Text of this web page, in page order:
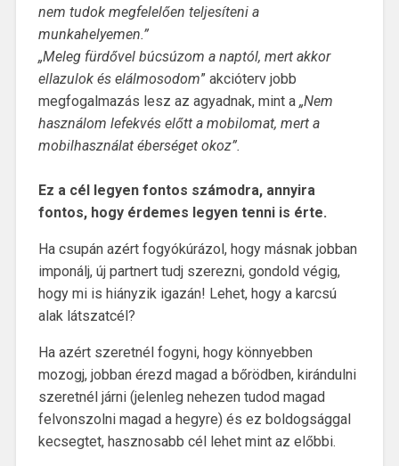
nem tudok megfelelően teljesíteni a
munkahelyemen.”
„Meleg fürdővel búcsúzom a naptól, mert akkor
ellazulok és elálmosodom” akcióterv jobb
megfogalmazás lesz az agyadnak, mint a„Nem
használom lefekvés előtt a mobilomat, mert a
mobilhasználat éberséget okoz”.
Ez a cél legyen fontos számodra, annyira
fontos, hogy érdemes legyen tenni is érte.
Ha csupán azért fogyókúrázol, hogy másnak jobban
imponálj, új partnert tudj szerezni, gondold végig,
hogy mi is hiányzik igazán! Lehet, hogy a karcsú
alak látszatcél?
Ha azért szeretnél fogyni, hogy könnyebben
mozogj, jobban érezd magad a bőrödben, kirándulni
szeretnél járni (jelenleg nehezen tudod magad
felvonszolni magad a hegyre) és ez boldogsággal
kecsegtet, hasznosabb cél lehet mint az előbbi.